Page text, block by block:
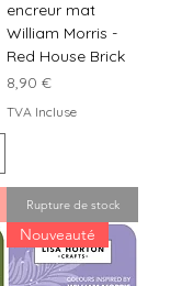
encreur mat
William Morris -
Red House Brick
Prix
8,90 €
TVA Incluse
Rupture de stock
Nouveauté